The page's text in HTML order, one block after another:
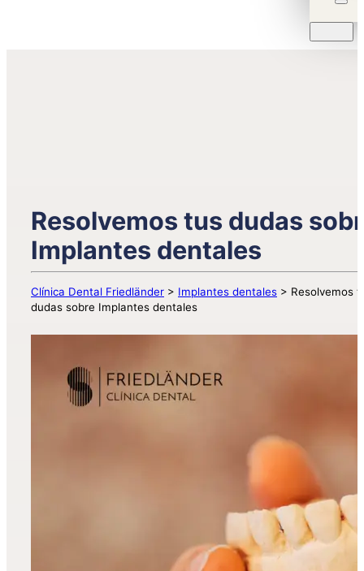
Resolvemos tus dudas
Implantes dentales
Clínica Dental Friedländer > Implantes dentales > Resolvemos
dudas sobre Implantes dentales